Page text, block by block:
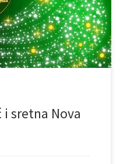
U Novoj 2020. puno
zdravlja.
sretna Nova